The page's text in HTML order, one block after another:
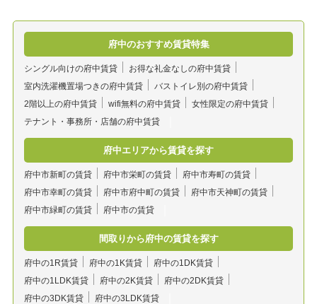
府中のおすすめ賃貸特集
シングル向けの府中賃貸
お得な礼金なしの府中賃貸
室内洗濯機置場つきの府中賃貸
バストイレ別の府中賃貸
2階以上の府中賃貸
wifi無料の府中賃貸
女性限定の府中賃貸
テナント・事務所・店舗の府中賃貸
府中エリアから賃貸を探す
府中市新町の賃貸 府中市栄町の賃貸
府中市寿町の賃貸
府中市幸町の賃貸
府中市府中町の賃貸
府中市天神町の賃貸
府中市緑町の賃貸
府中市の賃貸
間取りから府中の賃貸を探す
府中の1R賃貸 府中の1K賃貸
府中の1DK賃貸
府中の1LDK賃貸
府中の2K賃貸
府中の2DK賃貸
府中の3DK賃貸
府中の3LDK賃貸